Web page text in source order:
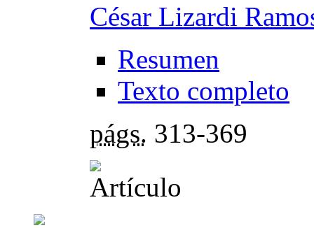
César Lizardi
Resumen
Texto completo
págs. 313-369